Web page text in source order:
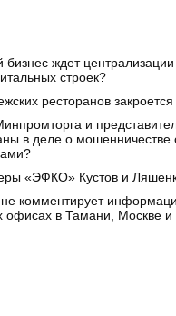
бизнес ждет
строек?
ресторанов
и
в деле о мошенничестве
«ЭФКО» Кустов и
комментирует
офисах в Тамани, Москве